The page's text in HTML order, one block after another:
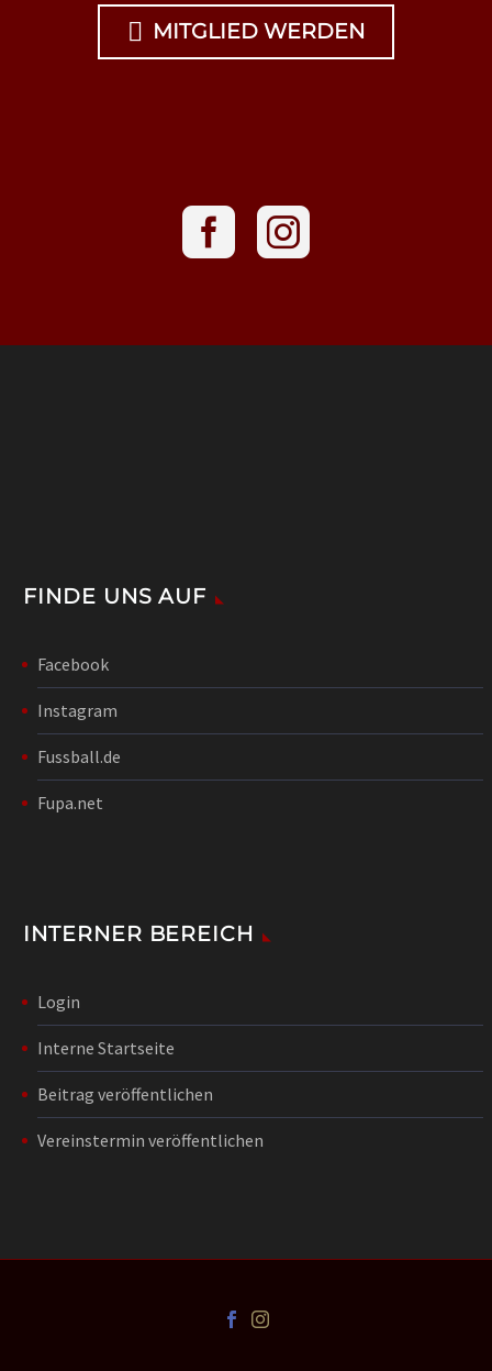
 MITGLIED WERDEN
FINDE UNS AUF
Facebook
Instagram
Fussball.de
Fupa.net
INTERNER BEREICH
Login
Interne Startseite
Beitrag veröffentlichen
Vereinstermin veröffentlichen